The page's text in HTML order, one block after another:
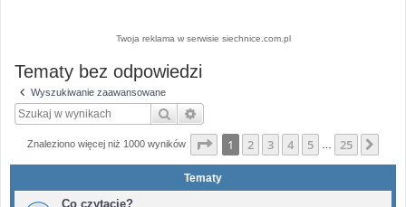
Twoja reklama w serwisie siechnice.com.pl
Tematy bez odpowiedzi
Wyszukiwanie zaawansowane
Szukaj
Znaleziono więcej niż 1000 wyników Strona z25
1 2 3 4 5 25
Tematy
Co czytacie?